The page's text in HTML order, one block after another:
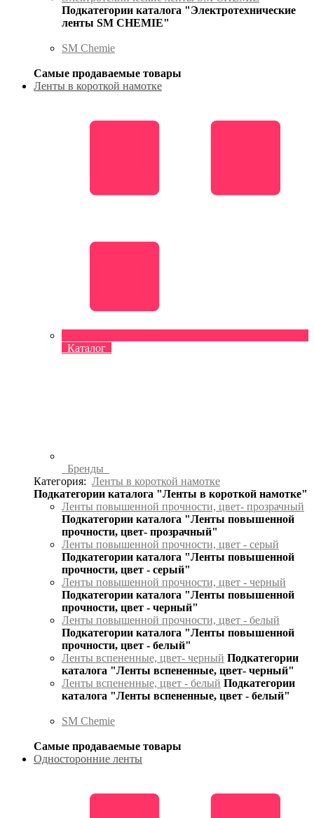
Подкатегории каталога "Электротехнические
ленты SM CHEMIE"
SM Chemie
Самые продаваемые товары
Ленты в короткой намотке
Каталог
Бренды
Категория: Ленты в короткой намотке
Подкатегории каталога "Ленты в короткой намотке"
Ленты повышенной прочности, цвет- прозрачный
Подкатегории каталога "Ленты повышенной
прочности, цвет- прозрачный"
Ленты повышенной прочности, цвет - серый
Подкатегории каталога "Ленты повышенной
прочности, цвет - серый"
Ленты повышенной прочности, цвет - черный
Подкатегории каталога "Ленты повышенной
прочности, цвет - черный"
Ленты повышенной прочности, цвет - белый
Подкатегории каталога "Ленты повышенной
прочности, цвет - белый"
Ленты вспененные, цвет- черный Подкатегории
каталога "Ленты вспененные, цвет- черный"
Ленты вспененные, цвет - белый Подкатегории
каталога "Ленты вспененные, цвет - белый"
SM Chemie
Самые продаваемые товары
Односторонние ленты